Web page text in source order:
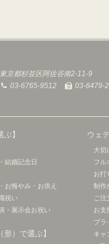
東京都杉並区阿佐谷南2-11-9
03-6765-9512
03-6479-
ぶ】
結婚記念日
お悔やみ・お供え
祝い
・展示会お祝い
形）で選ぶ】
ウェ
大切
フル
お打
制作
ご
お支
プラ
キャ